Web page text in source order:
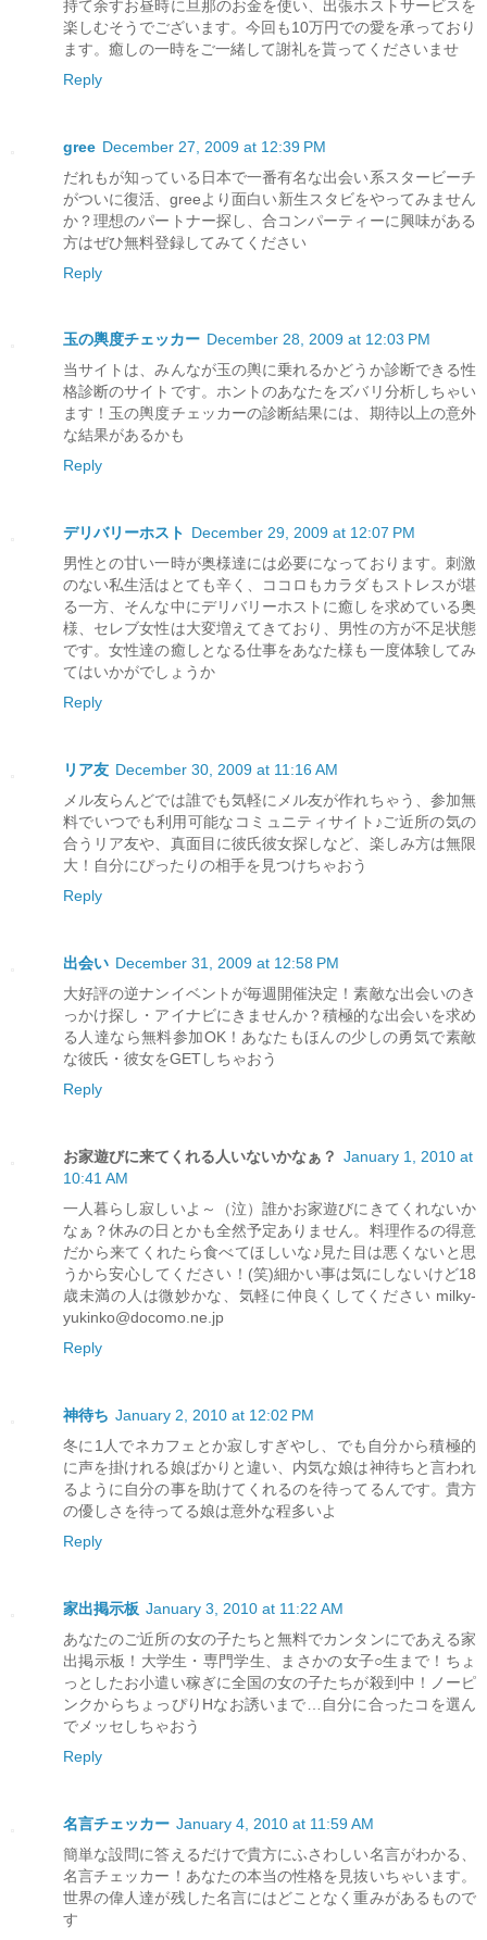
持て余すお昼時に旦那のお金を使い、出張ホストサービスを
楽しむそうでございます。今回も10万円での愛を承っており
ます。癒しの一時をご一緒して謝礼を貰ってくださいませ
Reply
gree December 27, 2009 at 12:39 PM
だれもが知っている日本で一番有名な出会い系スタービーチ
がついに復活、greeより面白い新生スタビをやってみません
か？理想のパートナー探し、合コンパーティーに興味がある
方はぜひ無料登録してみてください
Reply
玉の輿度チェッカー December 28, 2009 at 12:03 PM
当サイトは、みんなが玉の輿に乗れるかどうか診断できる性
格診断のサイトです。ホントのあなたをズバリ分析しちゃい
ます！玉の輿度チェッカーの診断結果には、期待以上の意外
な結果があるかも
Reply
デリバリーホスト December 29, 2009 at 12:07 PM
男性との甘い一時が奥様達には必要になっております。刺激
のない私生活はとても辛く、ココロもカラダもストレスが堪
る一方、そんな中にデリバリーホストに癒しを求めている奥
様、セレブ女性は大変増えてきており、男性の方が不足状態
です。女性達の癒しとなる仕事をあなた様も一度体験してみ
てはいかがでしょうか
Reply
リア友 December 30, 2009 at 11:16 AM
メル友らんどでは誰でも気軽にメル友が作れちゃう、参加無
料でいつでも利用可能なコミュニティサイト♪ご近所の気の
合うリア友や、真面目に彼氏彼女探しなど、楽しみ方は無限
大！自分にぴったりの相手を見つけちゃおう
Reply
出会い December 31, 2009 at 12:58 PM
大好評の逆ナンイベントが毎週開催決定！素敵な出会いのき
っかけ探し・アイナビにきませんか？積極的な出会いを求め
る人達なら無料参加OK！あなたもほんの少しの勇気で素敵
な彼氏・彼女をGETしちゃおう
Reply
お家遊びに来てくれる人いないかなぁ？ January 1, 2010 at
10:41 AM
一人暮らし寂しいよ～（泣）誰かお家遊びにきてくれないか
なぁ？休みの日とかも全然予定ありません。料理作るの得意
だから来てくれたら食べてほしいな♪見た目は悪くないと思
うから安心してください！(笑)細かい事は気にしないけど18
歳未満の人は微妙かな、気軽に仲良くしてください milky-
yukinko@docomo.ne.jp
Reply
神待ち January 2, 2010 at 12:02 PM
冬に1人でネカフェとか寂しすぎやし、でも自分から積極的
に声を掛けれる娘ばかりと違い、内気な娘は神待ちと言われ
るように自分の事を助けてくれるのを待ってるんです。貴方
の優しさを待ってる娘は意外な程多いよ
Reply
家出掲示板 January 3, 2010 at 11:22 AM
あなたのご近所の女の子たちと無料でカンタンにであえる家
出掲示板！大学生・専門学生、まさかの女子○生まで！ちょ
っとしたお小遣い稼ぎに全国の女の子たちが殺到中！ノーピ
ンクからちょっぴりHなお誘いまで…自分に合ったコを選ん
でメッセしちゃおう
Reply
名言チェッカー January 4, 2010 at 11:59 AM
簡単な設問に答えるだけで貴方にふさわしい名言がわかる、
名言チェッカー！あなたの本当の性格を見抜いちゃいます。
世界の偉人達が残した名言にはどことなく重みがあるもので
す